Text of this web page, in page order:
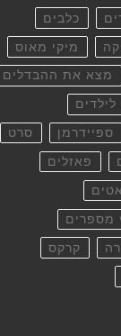
כלבים
מיקי מאוס
מצא את ההבדלים
לילדים
ספיידרמן סרט
פאזלים
מספרים
קרקס